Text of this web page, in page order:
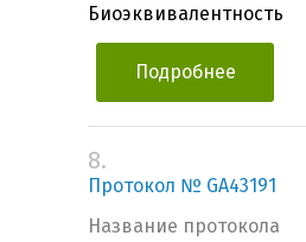
Биоэквивалентность
Подробнее
8.
Протокол № GA43191
Название протокола